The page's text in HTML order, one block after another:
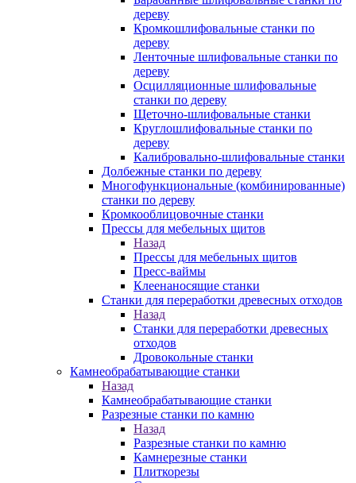
дереву
Кромкошлифовальные станки по
дереву
Ленточные шлифовальные станки по
дереву
Осцилляционные шлифовальные
станки по дереву
Щеточно-шлифовальные станки
Круглошлифовальные станки по
дереву
Калибровально-шлифовальные станки
Долбежные станки по дереву
Многофункциональные (комбинированные)
станки по дереву
Кромкооблицовочные станки
Прессы для мебельных щитов
Назад
Прессы для мебельных щитов
Пресс-ваймы
Клеенаносящие станки
Станки для переработки древесных отходов
Назад
Станки для переработки древесных
отходов
Дровокольные станки
Камнеобрабатывающие станки
Назад
Камнеобрабатывающие станки
Разрезные станки по камню
Назад
Разрезные станки по камню
Камнерезные станки
Плиткорезы